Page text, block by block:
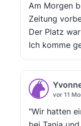
Am Morgen
Zeitung
Der Platz
Ich komme
vor 11
"Wir hatten